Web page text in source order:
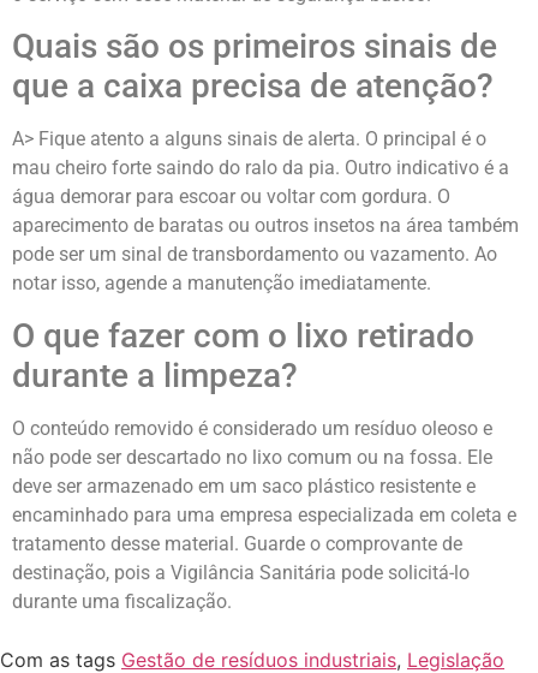
Quais são os primeiros sinais de
que a caixa precisa de atenção?
A> Fique atento a alguns sinais de alerta. O principal é o
mau cheiro forte saindo do ralo da pia. Outro indicativo é a
água demorar para escoar ou voltar com gordura. O
aparecimento de baratas ou outros insetos na área também
pode ser um sinal de transbordamento ou vazamento. Ao
notar isso, agende a manutenção imediatamente.
O que fazer com o lixo retirado
durante a limpeza?
O conteúdo removido é considerado um resíduo oleoso e
não pode ser descartado no lixo comum ou na fossa. Ele
deve ser armazenado em um saco plástico resistente e
encaminhado para uma empresa especializada em coleta e
tratamento desse material. Guarde o comprovante de
destinação, pois a Vigilância Sanitária pode solicitá-lo
durante uma fiscalização.
Com as tags Gestão de resíduos industriais, Legislação